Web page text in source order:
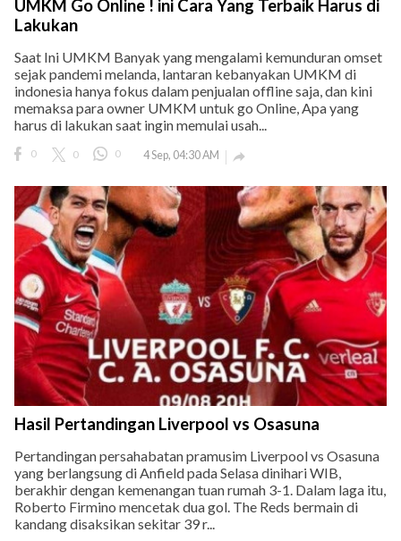
UMKM Go Online ! ini Cara Yang Terbaik Harus di
Lakukan
Saat Ini UMKM Banyak yang mengalami kemunduran omset
sejak pandemi melanda, lantaran kebanyakan UMKM di
indonesia hanya fokus dalam penjualan offline saja, dan kini
memaksa para owner UMKM untuk go Online, Apa yang
harus di lakukan saat ingin memulai usah...
0 0 0 4 Sep, 04:30 AM 
Hasil Pertandingan Liverpool vs Osasuna
Pertandingan persahabatan pramusim Liverpool vs Osasuna
yang berlangsung di Anfield pada Selasa dinihari WIB,
berakhir dengan kemenangan tuan rumah 3-1. Dalam laga itu,
Roberto Firmino mencetak dua gol. The Reds bermain di
kandang disaksikan sekitar 39 r...